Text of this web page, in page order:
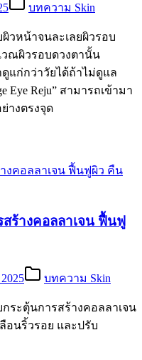
บทความ Skin
หน้าจนละเลยผิวรอบ
วณผิวรอบดวงตานั้น
แก่กว่าวัยได้ถ้าไม่ดูแล
Eye Reju” สามารถเข้ามา
างตรงจุด
ร้างคอลลาเจน ฟื้นฟู
บทความ Skin
ระตุ้นการสร้างคอลลาเจน
อนริ้วรอย และปรับ